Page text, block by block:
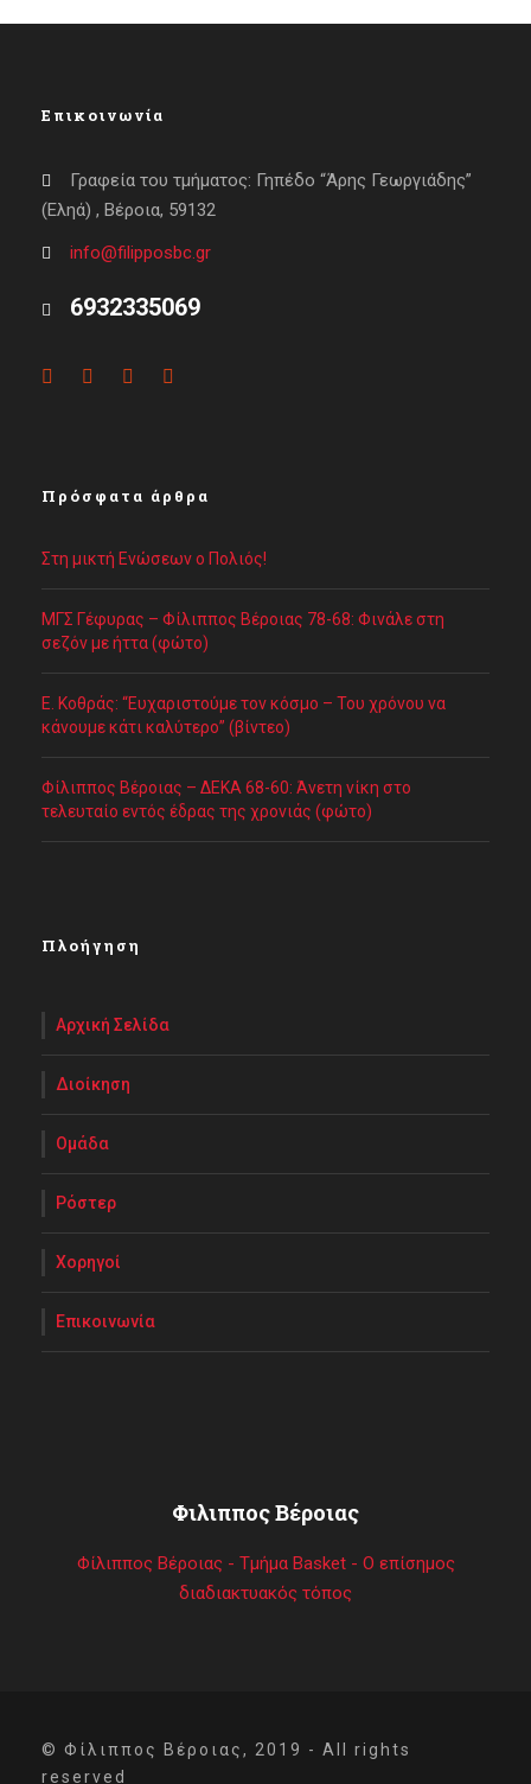
Επικοινωνία
Γραφεία του τμήματος: Γηπέδο “Άρης Γεωργιάδης”
(Εληά) , Βέροια, 59132
info@filipposbc.gr
6932335069
Πρόσφατα άρθρα
Στη μικτή Ενώσεων ο Πολιός!
ΜΓΣ Γέφυρας – Φίλιππος Βέροιας 78-68: Φινάλε στη
σεζόν με ήττα (φώτο)
Ε. Κοθράς: “Ευχαριστούμε τον κόσμο – Του χρόνου να
κάνουμε κάτι καλύτερο” (βίντεο)
Φίλιππος Βέροιας – ΔΕΚΑ 68-60: Άνετη νίκη στο
τελευταίο εντός έδρας της χρονιάς (φώτο)
Πλοήγηση
Αρχική Σελίδα
Διοίκηση
Ομάδα
Ρόστερ
Χορηγοί
Επικοινωνία
Φιλιππος Βέροιας
Φίλιππος Βέροιας - Τμήμα Basket - Ο επίσημος
διαδιακτυακός τόπος
© Φίλιππος Βέροιας, 2019 - All rights
reserved